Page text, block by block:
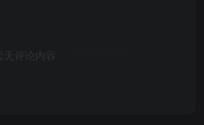
暂无评论内容